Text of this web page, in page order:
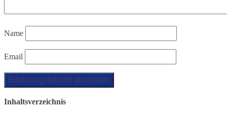
Name
Email
Inhaltsverzeichnis